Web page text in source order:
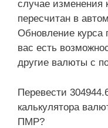
случае изменения
пересчитан в
Обновление курса
вас есть
другие валюты с
Перевести
калькулятора
ПМР?